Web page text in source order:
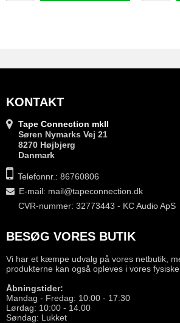
KONTAKT
Tape Connection mkII
Søren Nymarks Vej 21
8270 Højbjerg
Danmark
Telefonnr.: 86760806
E-mail: mail@tapeconnection.dk
CVR-nummer: 32773443 - KC Audio ApS
BESØG VORES BUTIK
Vi har et kæmpe udvalg på vores netbutik,
produkterne kan også opleves i vores
Åbningstider:
Mandag - Fredag: 10:00 - 17:30
Lørdag: 10:00 - 14.00
Søndag: Lukket